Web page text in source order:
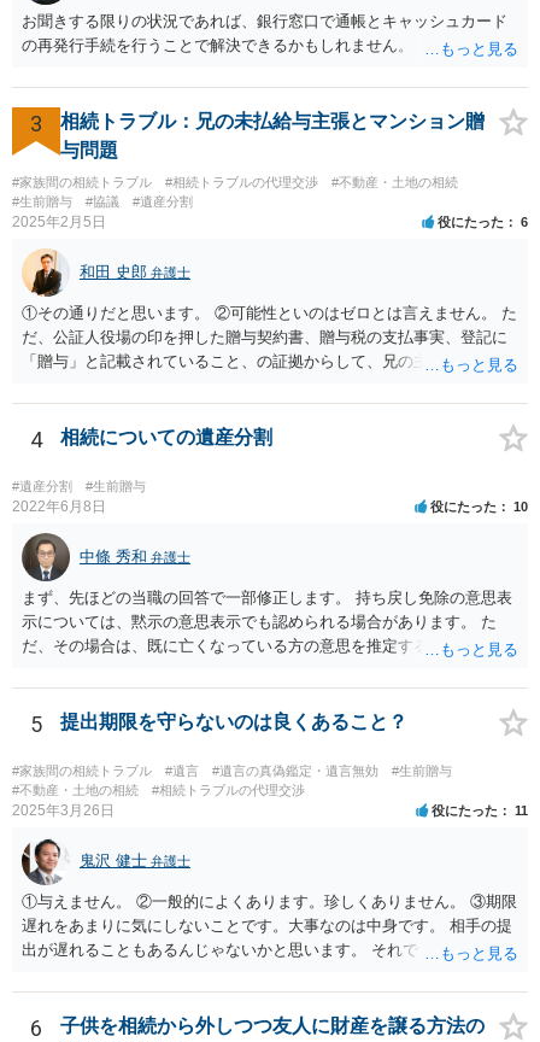
お聞きする限りの状況であれば、銀行窓口で通帳とキャッシュカード
の再発行手続を行うことで解決できるかもしれません。
3
相続トラブル：兄の未払給与主張とマンション贈
与問題
#家族間の相続トラブル #相続トラブルの代理交渉
#不動産・土地の相続
#生前贈与
#協議 #遺産分割
2025年2月5日 役にたった 6
和田 史郎 弁護士
①その通りだと思います。 ②可能性といのはゼロとは言えません。 た
だ、公証人役場の印を押した贈与契約書、贈与税の支払事実、登記に
「贈与」と記載されていること、の証拠からして、兄の主張は通らな
わなければ、遺産分割調停を申し立てて進めるのがベターのような気
がしますね。
4 相続についての遺産分割
#遺産分割 #生前贈与
2022年6月8日 役にたった 10
中條 秀和 弁護士
まず、先ほどの当職の回答で一部修正します。 持ち戻し免除の意思表
示については、黙示の意思表示でも認められる場合があります。 た
だ、その場合は、既に亡くなっている方の意思を推定することになり
持ち戻し免除の意思表示は書面で明確にしておいていただくべきとい
う結論は変わりません。 誤解を与えるような回答でした。失礼しまし
た。 文言については、「〇〇に対する生前贈与による特別受益の持ち
戻しをすべて免除する」というのがオーソドックスなものですが、ご
心配ならば、弁護士のところに行って、特別受益となりそうな贈与に
ついて説明した上で、適切な文言についてご相談してみてはいかがで
しょうか。
5 提出期限を守らないのは良くあること？
#家族間の相続トラブル #遺言 #遺言の真偽鑑定・遺言無効
#生前贈与
#不動産・土地の相続
#相続トラブルの代理交渉
2025年3月26日 役にたった 11
鬼沢 健士 弁護士
①与えません。 ②一般的によくあります。珍しくありません。 ③期限
遅れをあまりに気にしないことです。大事なのは中身です。 相手の提
出が遅れることもあるんじゃないかと思います。 それでもあなた有利
6
子供を相続から外しつつ友人に財産を譲る方法の